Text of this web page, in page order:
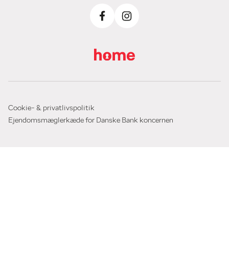
Cookie- & privatlivspolitik
Ejendomsmæglerkæde for Danske Bank koncernen